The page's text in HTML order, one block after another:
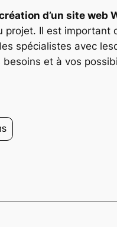
d’un site web
projet. Il est important
spécialistes avec
besoins et à vos